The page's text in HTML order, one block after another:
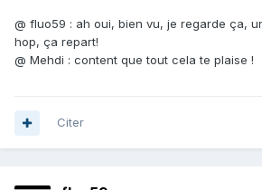
@ fluo59 : ah oui, bien vu, je regarde ça,
hop, ça repart!
@ Mehdi : content que tout cela te plaise !
Citer